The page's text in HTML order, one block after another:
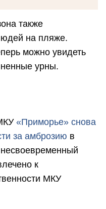
также
на пляже.
можно увидеть
урны.
«Приморье» снова
за амброзию в
несвоевременный
к
МКУ